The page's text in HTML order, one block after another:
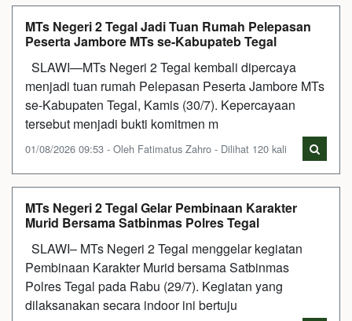
MTs Negeri 2 Tegal Jadi Tuan Rumah Pelepasan
Peserta Jambore MTs se-Kabupateb Tegal
SLAWI—MTs Negeri 2 Tegal kembali dipercaya
menjadi tuan rumah Pelepasan Peserta Jambore MTs
se-Kabupaten Tegal, Kamis (30/7). Kepercayaan
tersebut menjadi bukti komitmen m
01/08/2026 09:53 - Oleh Fatimatus Zahro - Dilihat 120 kali
MTs Negeri 2 Tegal Gelar Pembinaan Karakter
Murid Bersama Satbinmas Polres Tegal
SLAWI– MTs Negeri 2 Tegal menggelar kegiatan
Pembinaan Karakter Murid bersama Satbinmas
Polres Tegal pada Rabu (29/7). Kegiatan yang
dilaksanakan secara indoor ini bertuju